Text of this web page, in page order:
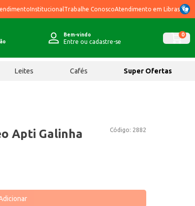
Institucional Trabalhe ConoscoAtendimento em Libras
Bem-vindo
Entre ou cadastre-se
0
Leites Cafés Super Ofertas
Código: 2882
Apti Galinha